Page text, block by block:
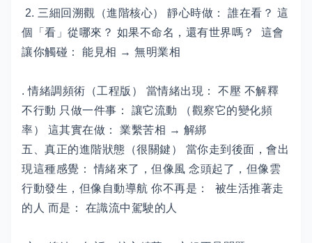
2. 三細回溯觀（進階核心） 靜心時做： 誰在看？ 這
個「看」從哪來？ 如果不命名，還有世界嗎？ 這會
讓你觸碰： 能見相 → 無明業相
. 情緒調頻術（工程版） 當情緒出現： 不壓 不解釋
不行動 只做一件事： 讓它流動 （觀察它的變化頻
率） 這其實在做： 業繫苦相 → 解綁
五、真正的進階狀態（很關鍵） 當你走到後面，會出
現這種感覺： 情緒來了，但像風 念頭起了，但像雲
行動發生，但像自動導航 你不再是： 被生活推著走
的人 而是： 在識流中駕駛的人